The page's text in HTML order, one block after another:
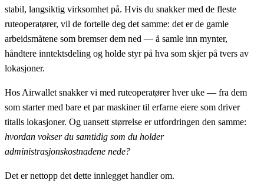
stabil, langsiktig virksomhet på. Hvis du snakker med de fleste
ruteoperatører, vil de fortelle deg det samme: det er de gamle
arbeidsmåtene som bremser dem ned — å samle inn mynter,
håndtere inntektsdeling og holde styr på hva som skjer på tvers av
lokasjoner.
Hos Airwallet snakker vi med ruteoperatører hver uke — fra dem
som starter med bare et par maskiner til erfarne eiere som driver
titalls lokasjoner. Og uansett størrelse er utfordringen den samme:
hvordan vokser du samtidig som du holder
administrasjonskostnadene nede?
Det er nettopp det dette innlegget handler om.